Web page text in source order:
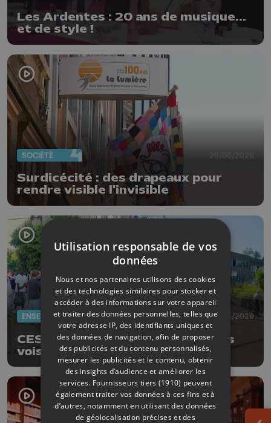
Les Ardentes : 20 ans de musique...
et de style !
SOCIÉTÉ 29/06/2026
Surdicécité : des drapeaux pour
rendre visible l'invisible
ENSEIGNEMENT 19/06/2026
CESS et CE1D: à Visé, deux écoles
voisines, deux situations
différentes
Utilisation responsable de vos
données
Nous et nos partenaires utilisons des cookies
et des technologies similaires pour stocker et
accéder à des informations sur votre appareil
et traiter des données personnelles, telles que
votre adresse IP, des identifiants uniques et
des données de navigation, afin de proposer
des publicités et du contenu personnalisés,
mesurer les publicités et le contenu, obtenir
des insights d’audience et améliorer les
services. Fournisseurs tiers (1910) peuvent
également traiter vos données à ces fins et à
d’autres, notamment en utilisant des données
de géolocalisation précises et des